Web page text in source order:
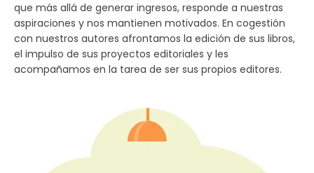
que más allá de generar ingresos, responde a nuestras
aspiraciones y nos mantienen motivados. En cogestión
con nuestros autores afrontamos la edición de sus libros,
el impulso de sus proyectos editoriales y les
acompañamos en la tarea de ser sus propios editores.